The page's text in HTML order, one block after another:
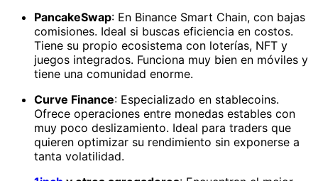
PancakeSwap: En Binance Smart Chain, con bajas
comisiones. Ideal si buscas eficiencia en costos.
Tiene su propio ecosistema con loterías, NFT y
juegos integrados. Funciona muy bien en móviles y
tiene una comunidad enorme.
Curve Finance: Especializado en stablecoins.
Ofrece operaciones entre monedas estables con
muy poco deslizamiento. Ideal para traders que
quieren optimizar su rendimiento sin exponerse a
tanta volatilidad.